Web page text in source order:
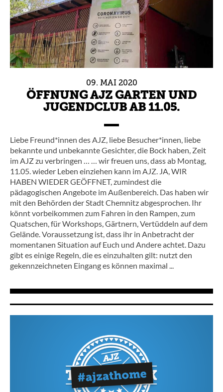
09. MAI 2020
ÖFFNUNG AJZ GARTEN UND
JUGENDCLUB AB 11.05.
Liebe Freund*innen des AJZ, liebe Besucher*innen, liebe
bekannte und unbekannte Gesichter, die Bock haben, Zeit
im AJZ zu verbringen … … wir freuen uns, dass ab Montag,
11.05. wieder Leben einziehen kann im AJZ. JA, WIR
HABEN WIEDER GEÖFFNET, zumindest die
pädagogischen Angebote im Außenbereich. Das haben wir
mit den Behörden der Stadt Chemnitz abgesprochen. Ihr
könnt vorbeikommen zum Fahren in den Rampen, zum
Quatschen, für Workshops, Gärtnern, Vertüddeln auf dem
Gelände. Voraussetzung ist, dass ihr in Anbetracht der
momentanen Situation auf Euch und Andere achtet. Dazu
gibt es einige Regeln, die es einzuhalten gilt: nutzt den
gekennzeichneten Eingang es können maximal ...